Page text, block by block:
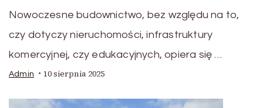
Nowoczesne budownictwo, bez względu na to,
czy dotyczy nieruchomości, infrastruktury
komercyjnej, czy edukacyjnych, opiera się …
Admin 10 sierpnia 2025